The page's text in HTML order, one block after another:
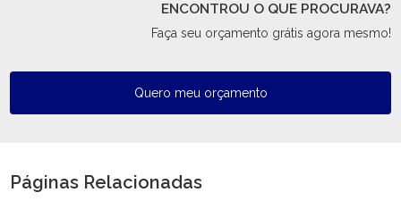
ENCONTROU O QUE PROCURAVA?
Faça seu orçamento grátis agora mesmo!
Quero meu orçamento
Páginas Relacionadas